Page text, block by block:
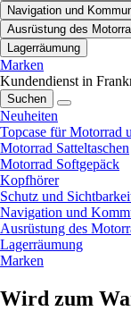
Navigation und
Ausrüstung des
Lagerräumung
Marken
Kundendienst in
Suchen
Neuheiten
Topcase für Motorrad
Motorrad Satteltaschen
Motorrad Softgepäck
Kopfhörer
Schutz und
Navigation und
Ausrüstung des
Lagerräumung
Marken
Wird zum